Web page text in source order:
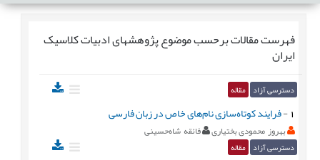
فهرست مقالات برحسب موضوع پژوهش‎های ادبیات کلاسیک
ایران
دسترسی آزاد مقاله
-فرایند کوتاه‌سازی نام‌های خاص در زبان فارسی
بهروز محمودی بختیاری فائقه شاه‌حسینی
دسترسی آزاد مقاله